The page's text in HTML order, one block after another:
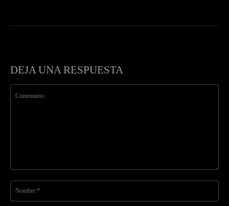
DEJA UNA RESPUESTA